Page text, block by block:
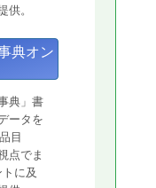
供。
典オン
典」書
ータを
目
点でま
に及